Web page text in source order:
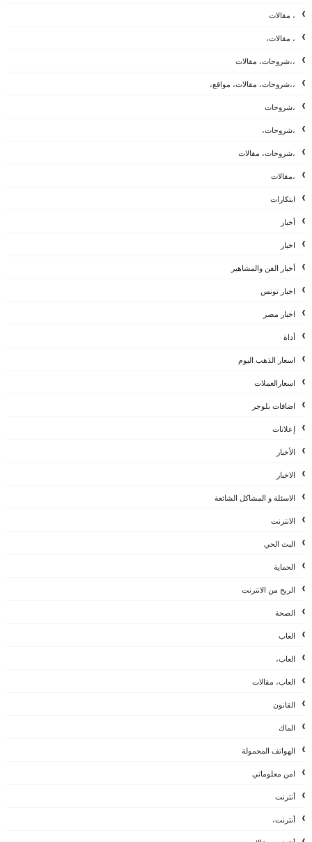
، مقالات
، مقالات،
،،شروحات، مقالات
،،شروحات، مقالات، مواقع،
،شروحات
،شروحات،
،شروحات، مقالات
،مقالات
ابتكارات
أخبار
اخبار
أخبار الفن والمشاهير
اخبار تونس
اخبار مصر
أداة
اسعار الذهب اليوم
اسعارالعملات
اضافات بلوجر
إعلانات
الأخبار
الاخبار
الاسئلة و المشاكل الشائعة
الانترنت
البث الحي
الحماية
الربح من الانترنت
الصحة
العاب
العاب،
العاب، مقالات
القانون
الماك
الهواتف المحمولة
امن معلوماتي
أنترنت
أنترنت،